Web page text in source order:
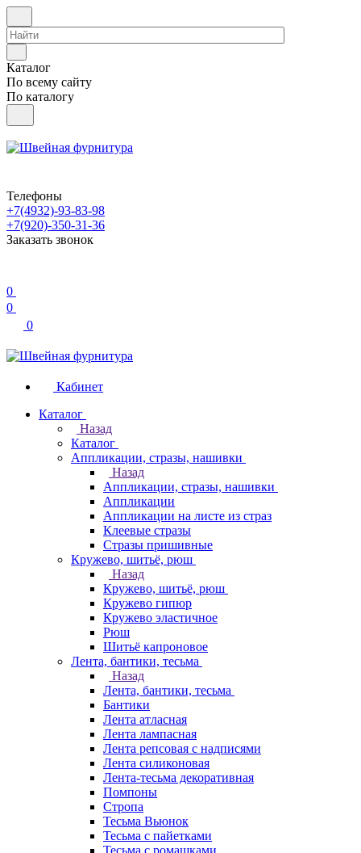
Каталог
По всему сайту
По каталогу
Телефоны
+7(4932)-93-83-98
+7(920)-350-31-36
Заказать звонок
0
0
0
Кабинет
Каталог
Назад
Каталог
Аппликации, стразы, нашивки
Назад
Аппликации, стразы, нашивки
Аппликации
Аппликации на листе из страз
Клеевые стразы
Стразы пришивные
Кружево, шитьё, рюш
Назад
Кружево, шитьё, рюш
Кружево гипюр
Кружево эластичное
Рюш
Шитьё капроновое
Лента, бантики, тесьма
Назад
Лента, бантики, тесьма
Бантики
Лента атласная
Лента лампасная
Лента репсовая с надписями
Лента силиконовая
Лента-тесьма декоративная
Помпоны
Стропа
Тесьма Вьюнок
Тесьма с пайетками
Тесьма с ромашками